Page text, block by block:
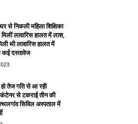
से निकली महिला शिक्षिका
लावारिस हालत में लाश,
थी लावारिस हालत में
कई दस्तावेज
हो तेज गति से आ रही
कंटेनर से टकराई तीन की
सिविल अस्पताल में